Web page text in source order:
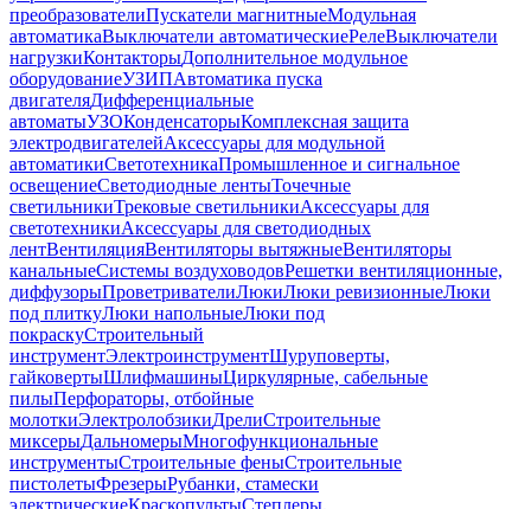
преобразователиПускатели магнитныеМодульная
автоматикаВыключатели автоматическиеРелеВыключатели
нагрузкиКонтакторыДополнительное модульное
оборудованиеУЗИПАвтоматика пуска
двигателяДифференциальные
автоматыУЗОКонденсаторыКомплексная защита
электродвигателейАксессуары для модульной
автоматикиСветотехникаПромышленное и сигнальное
освещениеСветодиодные лентыТочечные
светильникиТрековые светильникиАксессуары для
светотехникиАксессуары для светодиодных
лентВентиляцияВентиляторы вытяжныеВентиляторы
канальныеСистемы воздуховодовРешетки вентиляционные,
диффузорыПроветривателиЛюкиЛюки ревизионныеЛюки
под плиткуЛюки напольныеЛюки под
покраскуСтроительный
инструментЭлектроинструментШуруповерты,
гайковертыШлифмашиныЦиркулярные, сабельные
пилыПерфораторы, отбойные
молоткиЭлектролобзикиДрелиСтроительные
миксерыДальномерыМногофункциональные
инструментыСтроительные феныСтроительные
пистолетыФрезерыРубанки, стамески
электрическиеКраскопультыСтеплеры,